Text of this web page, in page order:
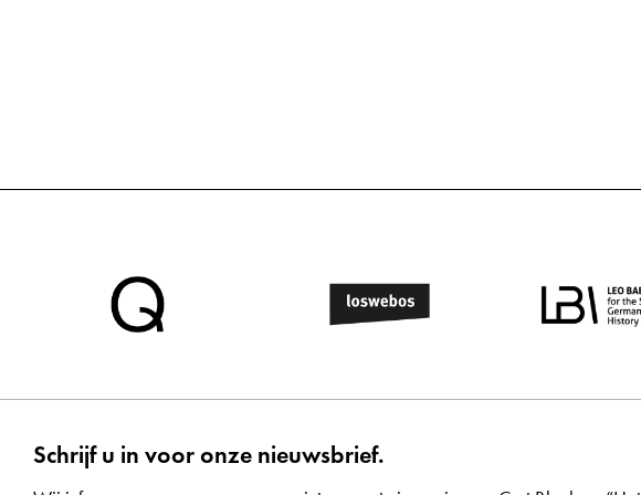
Schrijf u in voor onze nieuwsbrief.